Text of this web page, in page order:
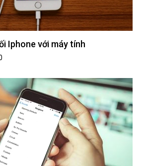
Iphone với máy tính